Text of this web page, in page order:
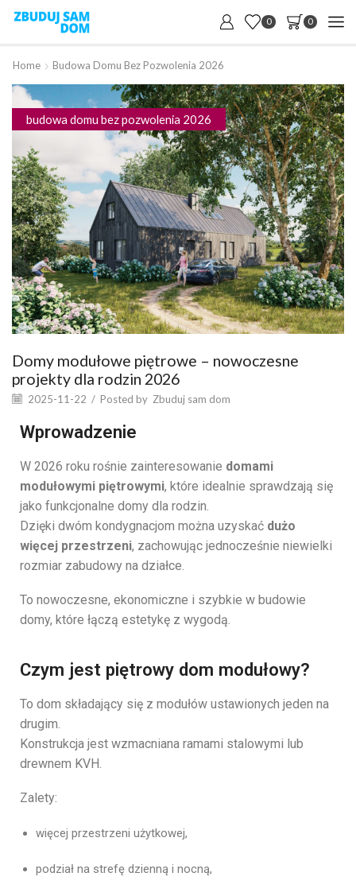
0 0
Home Budowa Domu Bez Pozwolenia 2026
budowa domu bez pozwolenia 2026
Domy modułowe piętrowe – nowoczesne
projekty dla rodzin 2026
2025-11-22 / Posted by Zbuduj sam dom
Wprowadzenie
W 2026 roku rośnie zainteresowanie domami
modułowymi piętrowymi, które idealnie sprawdzają się
jako funkcjonalne domy dla rodzin.
Dzięki dwóm kondygnacjom można uzyskać dużo
więcej przestrzeni, zachowując jednocześnie niewielki
rozmiar zabudowy na działce.
To nowoczesne, ekonomiczne i szybkie w budowie
domy, które łączą estetykę z wygodą.
Czym jest piętrowy dom modułowy?
To dom składający się z modułów ustawionych jeden na
drugim.
Konstrukcja jest wzmacniana ramami stalowymi lub
drewnem KVH.
Zalety:
więcej przestrzeni użytkowej,
podział na strefę dzienną i nocną,